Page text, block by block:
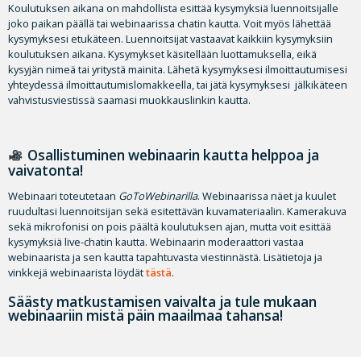
Koulutuksen aikana on mahdollista esittää kysymyksiä luennoitsijalle
joko paikan päällä tai webinaarissa chatin kautta. Voit myös lähettää
kysymyksesi etukäteen. Luennoitsijat vastaavat kaikkiin kysymyksiin
koulutuksen aikana. Kysymykset käsitellään luottamuksella, eikä
kysyjän nimeä tai yritystä mainita. Lähetä kysymyksesi ilmoittautumisesi
yhteydessä ilmoittautumislomakkeella, tai jätä kysymyksesi jälkikäteen
vahvistusviestissä saamasi muokkauslinkin kautta.
Osallistuminen webinaarin kautta helppoa ja
vaivatonta!
Webinaari toteutetaan GoToWebinarilla. Webinaarissa näet ja kuulet
ruudultasi luennoitsijan sekä esitettävän kuvamateriaalin. Kamerakuva
sekä mikrofonisi on pois päältä koulutuksen ajan, mutta voit esittää
kysymyksiä live-chatin kautta. Webinaarin moderaattori vastaa
webinaarista ja sen kautta tapahtuvasta viestinnästä. Lisätietoja ja
vinkkejä webinaarista löydättästä.
Säästy matkustamisen vaivalta ja tule mukaan
webinaariin mistä päin maailmaa tahansa!